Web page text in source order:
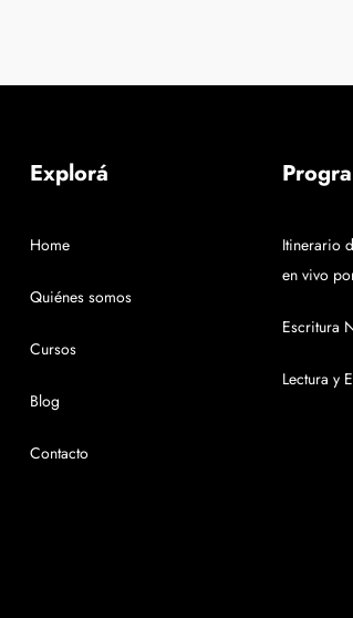
Explorá
Home
Quiénes somos
Cursos
Blog
Contacto
Itinerario
en vivo
Escritura
Lectura y